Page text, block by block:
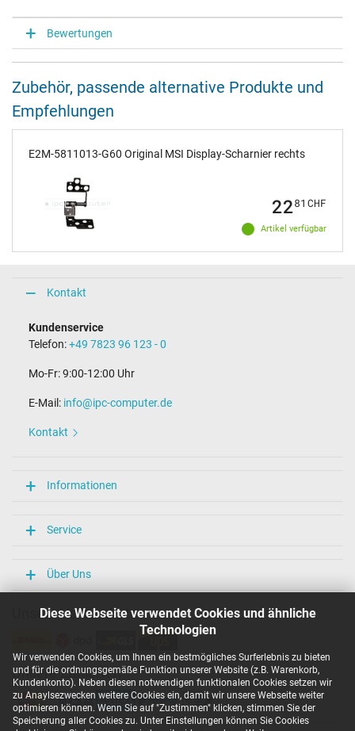
Diese Webseite verwendet Cookies und ähnliche
Technologien
Wir verwenden Cookies, um Ihnen ein bestmögliches Surferlebnis zu bieten
und für die ordnungsgemäße Funktion unserer Website (z.B. Warenkorb,
Kundenkonto). Neben diesen notwendigen funktionalen Cookies setzen wir
zu Anaylsezwecken weitere Cookies ein, damit wir unsere Webseite weiter
optimieren können. Wenn Sie auf "Zustimmen" klicken, stimmen Sie der
Speicherung aller Cookies zu. Unter Einstellungen können Sie Cookies
Bewertungen
Zubehör, passende alternative Produkte und
Empfehlungen
E2M-5811013-G60 Original MSI Display-Scharnier rechts
Artikel verfügbar
2281 CHF
Kontakt
Kundenservice
Telefon:+49 7823 96 123 - 0
Mo-Fr: 9:00-12:00 Uhr
E-Mail: info@ipc-computer.de
Kontakt
Informationen
Service
Über Uns
Unsere Versandarten
Unsere Zahlarten